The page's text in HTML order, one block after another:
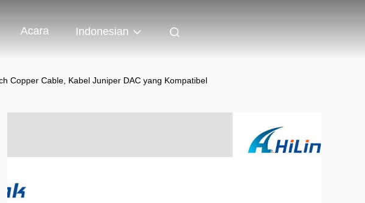
Acara Indonesian
Copper Cable, Kabel Juniper DAC yang Kompatibel